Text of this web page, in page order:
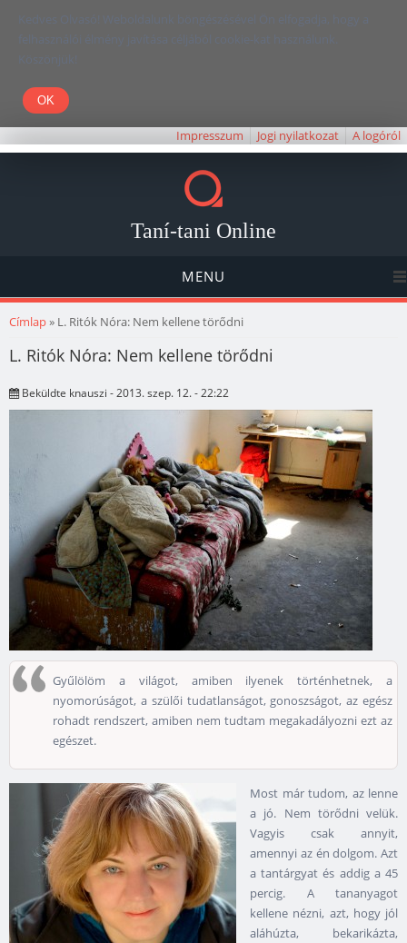
Kedves Olvasó! Weboldalunk böngészésével Ön elfogadja, hogy a
felhasználói élmény javítása céljából cookie-kat használunk.
Köszönjük!
Impresszum Jogi nyilatkozat A logóról
Taní-tani Online
MENU
Jelenlegi hely
Címlap» L. Ritók Nóra: Nem kellene törődni
L. Ritók Nóra: Nem kellene törődni
Beküldte knauszi - 2013. szep. 12. - 22:22
Gyűlölöm a világot, amiben ilyenek történhetnek, a
nyomorúságot, a szülői tudatlanságot, gonoszságot, az egész
rohadt rendszert, amiben nem tudtam megakadályozni ezt az
egészet.
Most már tudom, az lenne
a jó. Nem törődni velük.
Vagyis csak annyit,
amennyi az én dolgom. Azt
a tantárgyat és addig a 45
percig. A tananyagot
kellene nézni, azt, hogy jól
aláhúzta, bekarikázta,